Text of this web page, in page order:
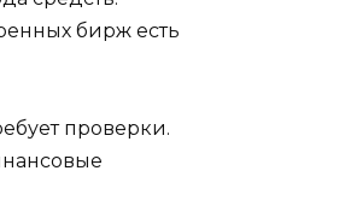
бирж есть
проверки.